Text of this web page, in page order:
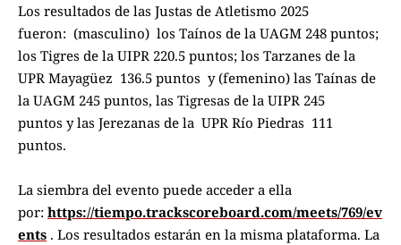
Los resultados de las Justas de Atletismo 2025
fueron: (masculino) los Taínos de la UAGM 248 puntos;
los Tigres de la UIPR 220.5 puntos; los Tarzanes de la
UPR Mayagüez 136.5 puntos y (femenino) las Taínas de
la UAGM 245 puntos, las Tigresas de la UIPR 245
puntos y las Jerezanas de la UPR Río Piedras 111
puntos.
La siembra del evento puede acceder a ella
por: https://tiempo.trackscoreboard.com/meets/769/ev
ents . Los resultados estarán en la misma plataforma. La